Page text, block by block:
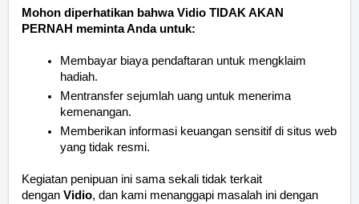
Mohon diperhatikan bahwa Vidio TIDAK AKAN
PERNAH meminta Anda untuk:
Membayar biaya pendaftaran untuk mengklaim
hadiah.
Mentransfer sejumlah uang untuk menerima
kemenangan.
Memberikan informasi keuangan sensitif di situs web
yang tidak resmi.
Kegiatan penipuan ini sama sekali tidak terkait
dengan Vidio, dan kami menanggapi masalah ini dengan